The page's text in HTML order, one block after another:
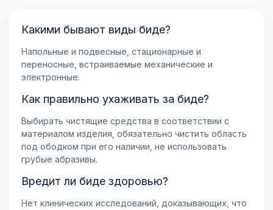
Какими бывают виды биде?
Напольные и подвесные, стационарные и
переносные, встраиваемые механические и
электронные.
Как правильно ухаживать за биде?
Выбирать чистящие средства в соответствии с
материалом изделия, обязательно чистить область
под ободком при его наличии, не использовать
грубые абразивы.
Вредит ли биде здоровью?
Нет клинических исследований, доказывающих, что